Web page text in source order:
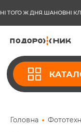
ШАНОВНІ
ТОГО Ж ДНЯ.
Головна